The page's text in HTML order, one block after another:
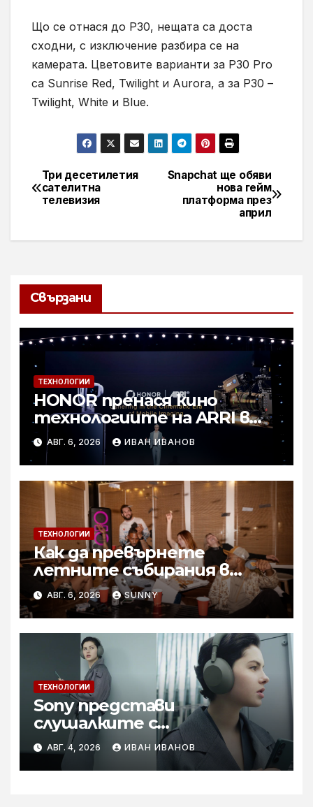
Що се отнася до Р30, нещата са доста
сходни, с изключение разбира се на
камерата. Цветовите варианти за P30 Pro
са Sunrise Red, Twilight и Aurora, а за Р30 –
Twilight, White и Blue.
Навигация
Snapchat ще обяви
нова гейм
платформа през
април
Три десетилетия
сателитна
телевизия
Свързани
ТЕХНОЛОГИИ
HONOR пренася кино
технологиите на ARRI в
мобилното творчество на
събитието Imaging
Technology Launch
АВГ. 6, 2026 ИВАН ИВАНОВ
ТЕХНОЛОГИИ
Как да превърнете
летните събирания в
купон с караоке система
АВГ. 6, 2026 SUNNY
ТЕХНОЛОГИИ
Sony представи
слушалките с
шумопотискане WH-
1000XM6 в нов цвят „Olive
Gray“
АВГ. 4, 2026 ИВАН ИВАНОВ